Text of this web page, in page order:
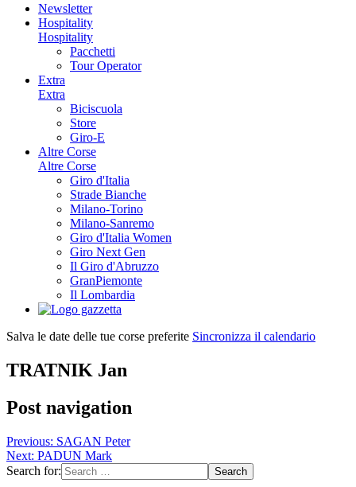
Newsletter
Hospitality
Hospitality
Pacchetti
Tour Operator
Extra
Extra
Biciscuola
Store
Giro-E
Altre Corse
Altre Corse
Giro d'Italia
Strade Bianche
Milano-Torino
Milano-Sanremo
Giro d'Italia Women
Giro Next Gen
Il Giro d'Abruzzo
GranPiemonte
Il Lombardia
Salva le date delle tue corse preferite Sincronizza il calendario
TRATNIK Jan
Post navigation
Previous: SAGAN Peter
Next: PADUN Mark
Search for: